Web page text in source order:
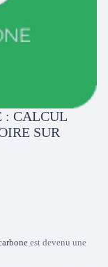
: CALCUL
SUR
est devenu une